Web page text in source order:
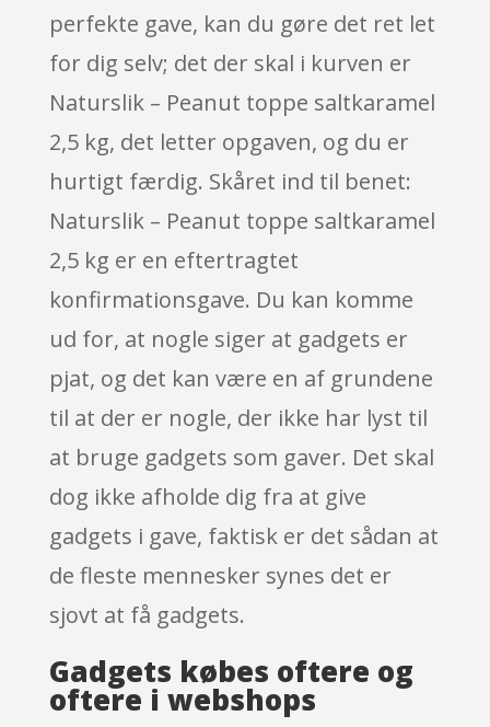
perfekte gave, kan du gøre det ret let
for dig selv; det der skal i kurven er
Naturslik – Peanut toppe saltkaramel
2,5 kg, det letter opgaven, og du er
hurtigt færdig. Skåret ind til benet:
Naturslik – Peanut toppe saltkaramel
2,5 kg er en eftertragtet
konfirmationsgave. Du kan komme
ud for, at nogle siger at gadgets er
pjat, og det kan være en af grundene
til at der er nogle, der ikke har lyst til
at bruge gadgets som gaver. Det skal
dog ikke afholde dig fra at give
gadgets i gave, faktisk er det sådan at
de fleste mennesker synes det er
sjovt at få gadgets.
Gadgets købes oftere og
oftere i webshops